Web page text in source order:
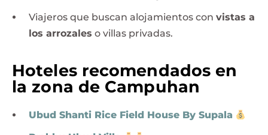
Viajeros que buscan alojamientos con vistas a
los arrozales o villas privadas.
Hoteles recomendados en
la zona de Campuhan
Ubud Shanti Rice Field House By Supala